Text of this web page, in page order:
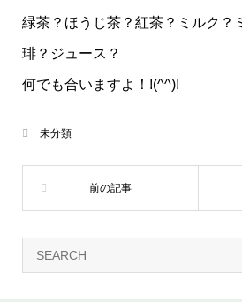
緑茶？ほうじ茶？紅茶？ミルク？
琲？ジュース？
何でも合いますよ！!(^^)!
未分類